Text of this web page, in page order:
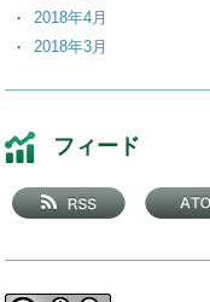
2018年4月
2018年3月
2017年12月
2017年11月
2017年10月
2017年9月
フィード